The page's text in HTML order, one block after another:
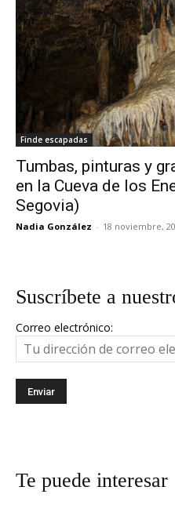
Finde escapadas
Tumbas, pinturas y
en la Cueva de los
Segovia)
Nadia González - 18 noviembre,
Suscríbete a
Correo electrónico:
Te puede interesar